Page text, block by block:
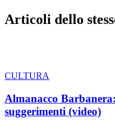
Articoli dello
CULTURA
Almanacco
suggerimenti (video)